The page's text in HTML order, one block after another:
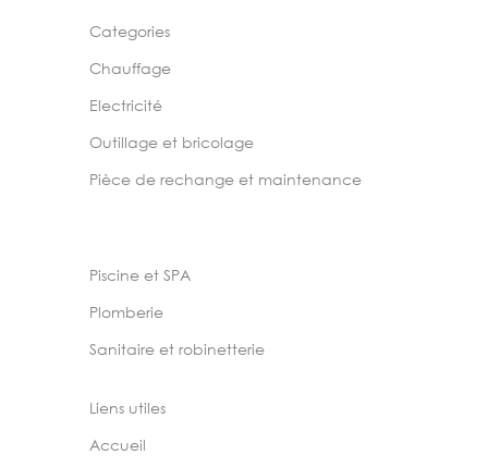
Categories
Chauffage
Electricité
Outillage et bricolage
Pièce de rechange et maintenance
Piscine et SPA
Plomberie
Sanitaire et robinetterie
Liens utiles
Accueil